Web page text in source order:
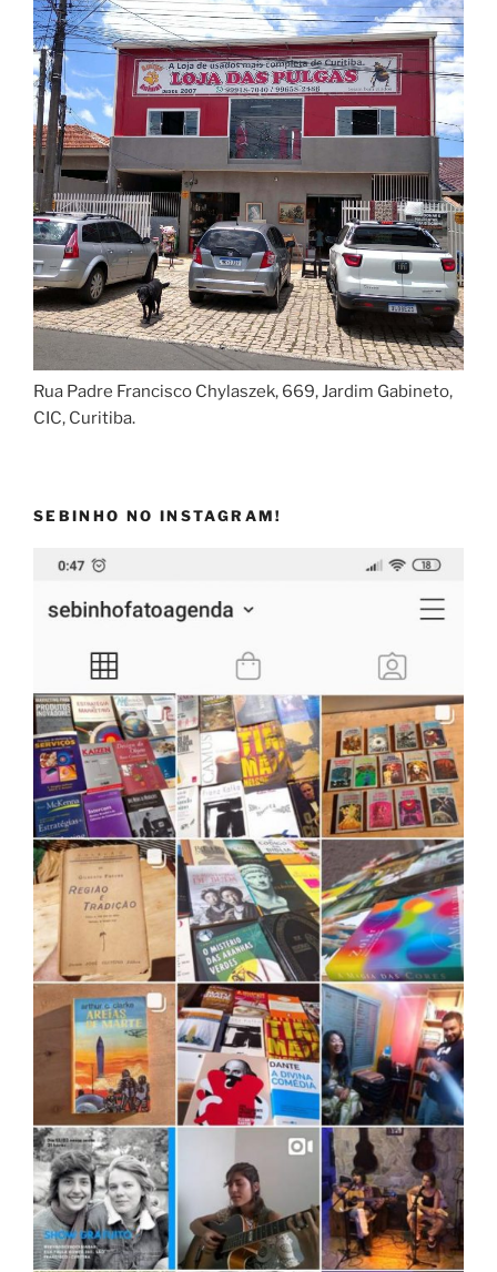
Rua Padre Francisco Chylaszek, 669, Jardim Gabineto,
CIC, Curitiba.
SEBINHO NO INSTAGRAM!